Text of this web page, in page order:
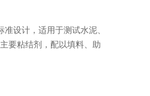
设计，适用于测试水泥、
要粘结剂，配以填料、助